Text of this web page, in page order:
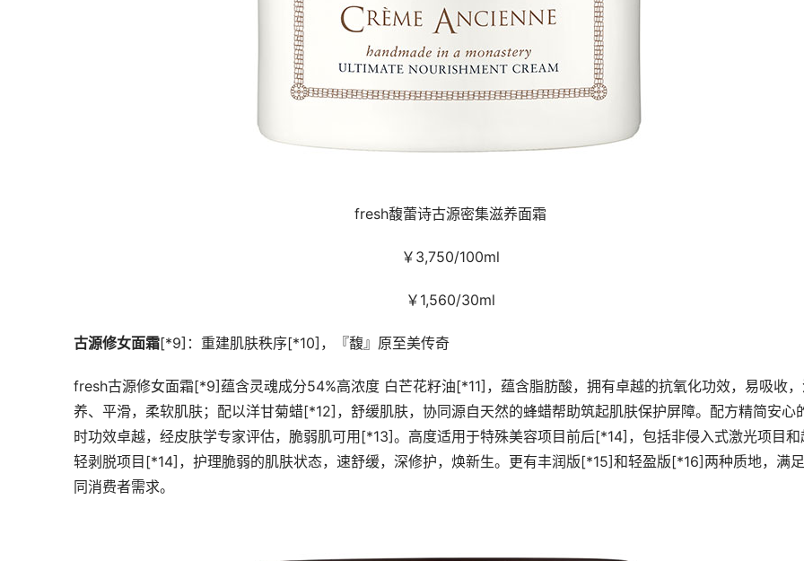
fresh馥蕾诗古源密集滋养面霜
￥3,750/100ml
￥1,560/30ml
古源修女面霜[*9]：重建肌肤秩序[*10]，『馥』原至美传奇
fresh古源修女面霜[*9]蕴含灵魂成分54%高浓度 白芒花籽油[*11]，蕴含脂肪酸，拥有卓越的抗氧化功效，易吸收
养、平滑，柔软肌肤；配以洋甘菊蜡[*12]，舒缓肌肤，协同源自天然的蜂蜡帮助筑起肌肤保护屏障。配方精简安心
时功效卓越，经皮肤学专家评估，脆弱肌可用[*13]。高度适用于特殊美容项目前后[*14]，包括非侵入式激光项目和
轻剥脱项目[*14]，护理脆弱的肌肤状态，速舒缓，深修护，焕新生。更有丰润版[*15]和轻盈版[*16]两种质地，满
同消费者需求。